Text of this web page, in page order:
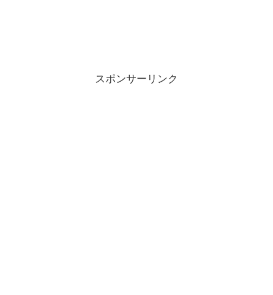
スポンサーリンク